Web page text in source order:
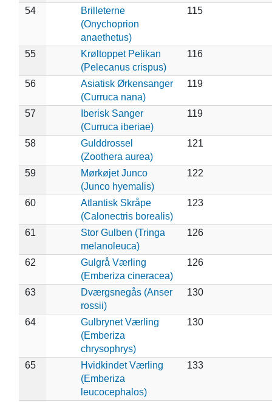
54
Brilleterne
(Onychoprion
anaethetus)
115
55
Krøltoppet Pelikan
(Pelecanus crispus)
116
56
Asiatisk Ørkensanger
(Curruca nana)
119
57
Iberisk Sanger
(Curruca iberiae)
119
58
Gulddrossel
(Zoothera aurea)
121
59
Mørkøjet Junco
(Junco hyemalis)
122
60
Atlantisk Skråpe
(Calonectris borealis)
123
61
Stor Gulben (Tringa
melanoleuca)
126
62
Gulgrå Værling
(Emberiza cineracea)
126
63
Dværgsnegås (Anser
rossii)
130
64
Gulbrynet Værling
(Emberiza
chrysophrys)
130
65
Hvidkindet Værling
(Emberiza
leucocephalos)
133